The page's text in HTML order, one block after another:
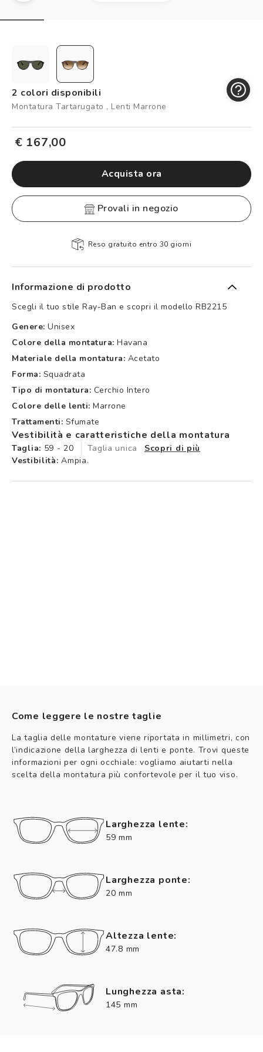
Controllo visivo
Logout
2 colori disponibili
Montatura Tartarugato , Lenti Marrone
€ 167,00
Acquista ora
provali in negozio
Reso gratuito entro 30 giorni
Informazione di prodotto
Scegli il tuo stile Ray-Ban e scopri il modello RB2215
Genere: Unisex
Colore della montatura: Havana
Materiale della montatura: Acetato
Forma: Squadrata
Tipo di montatura: Cerchio Intero
Colore delle lenti: Marrone
Trattamenti: Sfumate
Vestibilità e caratteristiche della montatura
Taglia: 59 - 20 Taglia unica
Scopri di più
Vestibilità: Ampia.
Come leggere le nostre taglie
La taglia delle montature viene riportata in millimetri, con
l’indicazione della larghezza di lenti e ponte. Trovi queste
informazioni per ogni occhiale: vogliamo aiutarti nella
scelta della montatura più confortevole per il tuo viso.
Larghezza lente:
59 mm
Larghezza ponte:
20 mm
Altezza lente:
47.8 mm
Lunghezza asta:
145 mm